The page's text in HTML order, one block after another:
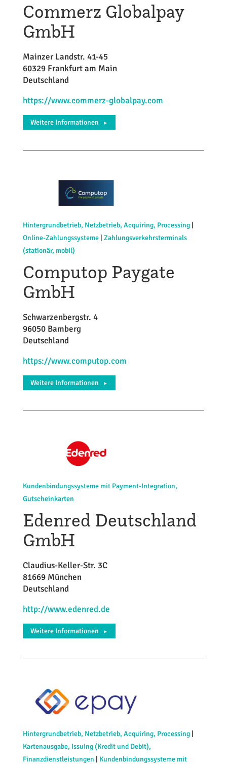
Commerz Globalpay
GmbH
Mainzer Landstr. 41-45
60329 Frankfurt am Main
Deutschland
https://www.commerz-globalpay.com
Weitere Informationen ►
Hintergrundbetrieb, Netzbetrieb, Acquiring, Processing|
Online-Zahlungssysteme| Zahlungsverkehrsterminals
(stationär, mobil)
Computop Paygate
GmbH
Schwarzenbergstr. 4
96050 Bamberg
Deutschland
https://www.computop.com
Weitere Informationen ►
Kundenbindungssysteme mit Payment-Integration,
Gutscheinkarten
Edenred Deutschland
GmbH
Claudius-Keller-Str. 3C
81669 München
Deutschland
http://www.edenred.de
Weitere Informationen ►
Hintergrundbetrieb, Netzbetrieb, Acquiring, Processing|
Kartenausgabe, Issuing (Kredit und Debit),
Finanzdienstleistungen
Kundenbindungssysteme mit